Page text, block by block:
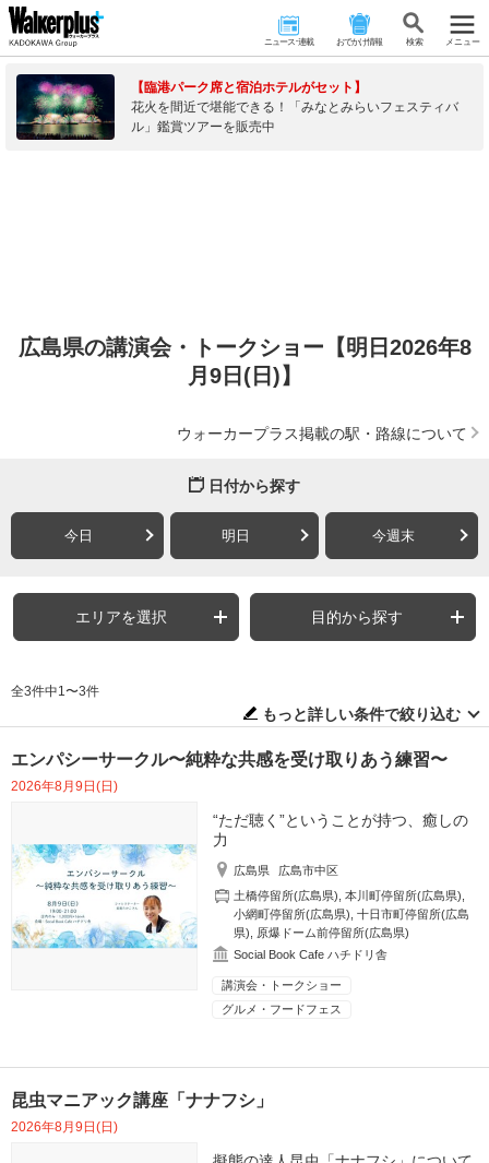
ニュース･連載 おでかけ情報 検 索 メニュー
【臨港パーク席と宿泊ホテルがセット】
花火を間近で堪能できる！「みなとみらいフェスティバ
ル」鑑賞ツアーを販売中
広島県の講演会・トークショー【明日2026年8
月9日(日)】
ウォーカープラス掲載の駅・路線について
日付から探す
今日 明日 今週末
エリアを選択 目的から探す
全3件中1〜3件
もっと詳しい条件で絞り込む
エンパシーサークル〜純粋な共感を受け取りあう練習〜
2026年8月9日(日)
“ただ聴く”ということが持つ、癒しの
力
広島県
広島市中区
土橋停留所(広島県) ,本川町停留所(広島県)
小網町停留所(広島県) ,十日市町停留所(広島
県)
原爆ドーム前停留所(広島県)
Social Book Cafe ハチドリ舎
講演会・トークショー
グルメ・フードフェス
昆虫マニアック講座「ナナフシ」
2026年8月9日(日)